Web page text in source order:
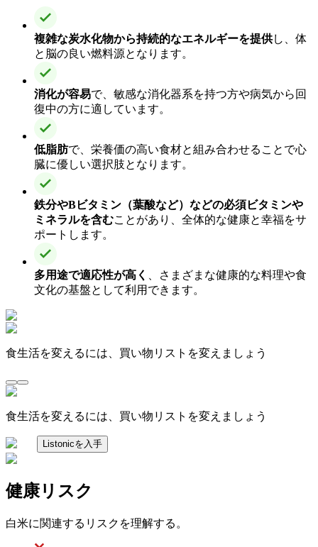
複雑な炭水化物から持続的なエネルギーを提供し、体
と脳の良い燃料源となります。
消化が容易で、敏感な消化器系を持つ方や病気から回
復中の方に適しています。
低脂肪で、栄養価の高い食材と組み合わせることで心
臓に優しい選択肢となります。
鉄分やBビタミン（葉酸など）などの必須ビタミンや
ミネラルを含むことがあり、全体的な健康と幸福をサ
ポートします。
多用途で適応性が高く
、さまざまな健康的な料理や食
文化の基盤として利用できます。
食生活を変えるには、買い物リストを変えましょう
食生活を変えるには、買い物リストを変えましょう
Listonicを入手
健康リスク
白米に関連するリスクを理解する。